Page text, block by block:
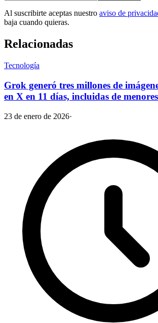
Al suscribirte aceptas nuestro aviso de
baja cuando quieras.
Relacionadas
Tecnología
Grok generó tres millones de
en X en 11 días, incluidas de
23 de enero de 2026·